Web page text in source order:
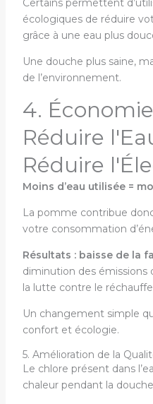
Certains permettent
écologiques de réduire
grâce à une eau plus
Une douche plus saine,
de l’environnement.
4.
Réduire
Réduire
Moins d’eau utilisée =
La pomme contribue
votre consommation
Résultats : baisse de la
diminution des émissions
la lutte contre le
Un changement simple
confort et écologie.
5. Amélioration de la
Le chlore présent dans
chaleur pendant la